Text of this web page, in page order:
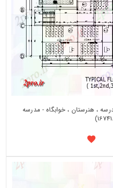
، هنرستان ، خوابگاه - مدرسه